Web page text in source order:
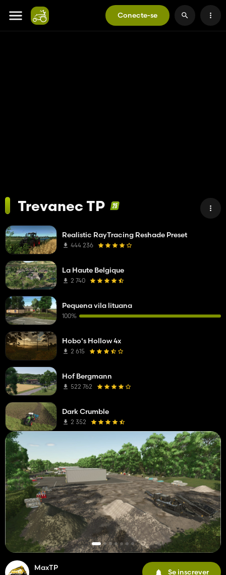
Conecte-se
Trevanec TP
MaxTP
Se inscrever
Realistic RayTracing Reshade Preset
444 236
La Haute Belgique
2 740
Pequena vila lituana
100%
Hobo's Hollow 4x
2 615
Hof Bergmann
522 762
Dark Crumble
2 352